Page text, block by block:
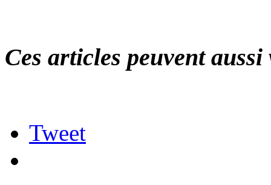
Ces articles peuvent
Tweet